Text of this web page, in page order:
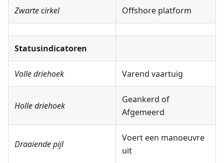
Zwarte cirkel Offshore platform
Statusindicatoren
Volle driehoek Varend vaartuig
Holle driehoek
Geankerd of
Afgemeerd
Draaiende pijl
Voert een manoeuvre
uit